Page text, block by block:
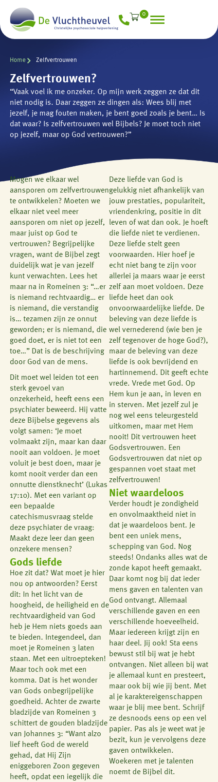
0
Home Zelfvertrouwen
Zelfvertrouwen?
“Vaak voel ik me onzeker. Op mijn werk zeggen ze dat dit
niet nodig is. Daar zeggen ze dingen als: Wees blij met
jezelf, je mag fouten maken, je bent goed zoals je bent… Is
dat waar? Is zelfvertrouwen wel Bijbels? Je moet toch niet
op jezelf, maar op God vertrouwen?”
Mogen we elkaar wel
aansporen om zelfvertrouwen
te ontwikkelen? Moeten we
elkaar niet veel meer
aansporen om niet op jezelf,
maar juist op God te
vertrouwen? Begrijpelijke
vragen, want de Bijbel zegt
duidelijk wat je van jezelf
kunt verwachten. Lees het
maar na in Romeinen 3: “…er
is niemand rechtvaardig… er
is niemand, die verstandig
is… tezamen zijn ze onnut
geworden; er is niemand, die
goed doet, er is niet tot een
toe…” Dat is de beschrijving
door God van de mens.
Dit moet wel leiden tot een
sterk gevoel van
onzekerheid, heeft eens een
psychiater beweerd. Hij vatte
deze Bijbelse gegevens als
volgt samen: ‘Je moet
volmaakt zijn, maar kan daar
nooit aan voldoen. Je moet
voluit je best doen, maar je
komt nooit verder dan een
onnutte dienstknecht’ (Lukas
17:10). Met een variant op
een bepaalde
catechismusvraag stelde
deze psychiater de vraag:
Maakt deze leer dan geen
onzekere mensen?
Gods liefde
Hoe zit dat? Wat moet je hier
nou op antwoorden? Eerst
dit: In het licht van de
hoogheid, de heiligheid en de
rechtvaardigheid van God
heb je Hem niets goeds aan
te bieden. Integendeel, dan
moet je Romeinen 3 laten
staan. Met een uitroepteken!
Maar toch ook met een
komma. Dat is het wonder
van Gods onbegrijpelijke
goedheid. Achter de zwarte
bladzijde van Romeinen 3
schittert de gouden bladzijde
van Johannes 3: “Want alzo
lief heeft God de wereld
gehad, dat Hij Zijn
eniggeboren Zoon gegeven
heeft, opdat een iegelijk die
Deze liefde van God is
gelukkig niet afhankelijk van
jouw prestaties, populariteit,
vriendenkring, positie in dit
leven of wat dan ook. Je hoeft
die liefde niet te verdienen.
Deze liefde stelt geen
voorwaarden. Hier hoef je
echt niet bang te zijn voor
allerlei ja maars waar je eerst
zelf aan moet voldoen. Deze
liefde heet dan ook
onvoorwaardelijke liefde. De
beleving van deze liefde is
wel vernederend (wie ben je
zelf tegenover de hoge God?),
maar de beleving van deze
liefde is ook bevrijdend en
hartinnemend. Dit geeft echte
vrede. Vrede met God. Op
Hem kun je aan, in leven en
in sterven. Met jezelf zul je
nog wel eens teleurgesteld
uitkomen, maar met Hem
nooit! Dit vertrouwen heet
Godsvertrouwen. Een
Godsvertrouwen dat niet op
gespannen voet staat met
zelfvertrouwen!
Niet waardeloos
Verder houdt je zondigheid
en onvolmaaktheid niet in
dat je waardeloos bent. Je
bent een uniek mens,
schepping van God. Nog
steeds! Ondanks alles wat de
zonde kapot heeft gemaakt.
Daar komt nog bij dat ieder
mens gaven en talenten van
God ontvangt. Allemaal
verschillende gaven en een
verschillende hoeveelheid.
Maar iedereen krijgt zijn en
haar deel. Jij ook! Sta eens
bewust stil bij wat je hebt
ontvangen. Niet alleen bij wat
je allemaal kunt en presteert,
maar ook bij wie jij bent. Met
al je karaktereigenschappen
waar je blij mee bent. Schrijf
ze desnoods eens op een vel
papier. Pas als je weet wat je
bezit, kun je vervolgens deze
gaven ontwikkelen.
Woekeren met je talenten
noemt de Bijbel dit.